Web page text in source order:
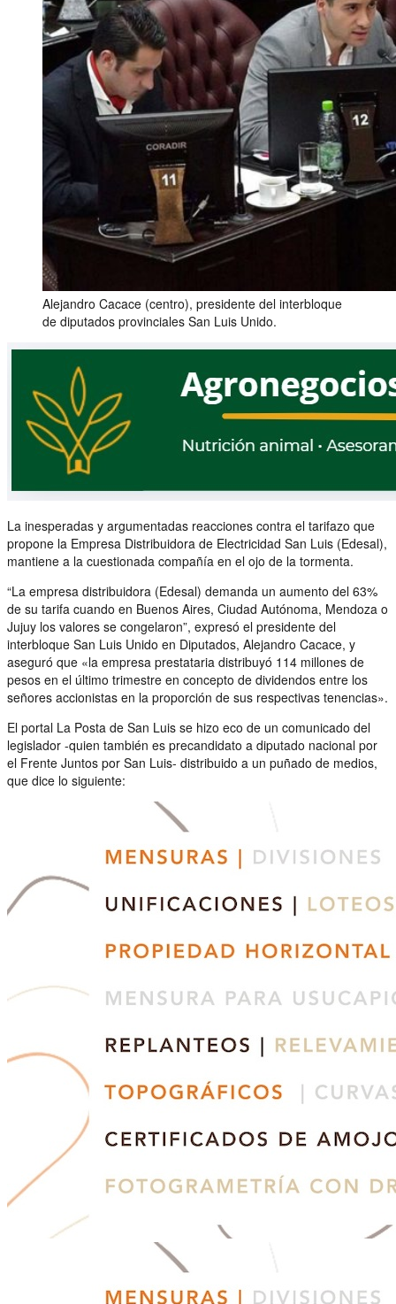
Alejandro Cacace (centro), presidente del interbloque
de diputados provinciales San Luis Unido.
La inesperadas y argumentadas reacciones contra el tarifazo que
propone la Empresa Distribuidora de Electricidad San Luis (Edesal),
mantiene a la cuestionada compañía en el ojo de la tormenta.
“La empresa distribuidora (Edesal) demanda un aumento del 63%
de su tarifa cuando en Buenos Aires, Ciudad Autónoma, Mendoza o
Jujuy los valores se congelaron”, expresó el presidente del
interbloque San Luis Unido en Diputados, Alejandro Cacace, y
aseguró que «la empresa prestataria distribuyó 114 millones de
pesos en el último trimestre en concepto de dividendos entre los
señores accionistas en la proporción de sus respectivas tenencias».
El portal La Posta de San Luis se hizo eco de un comunicado del
legislador -quien también es precandidato a diputado nacional por
el Frente Juntos por San Luis- distribuido a un puñado de medios,
que dice lo siguiente: